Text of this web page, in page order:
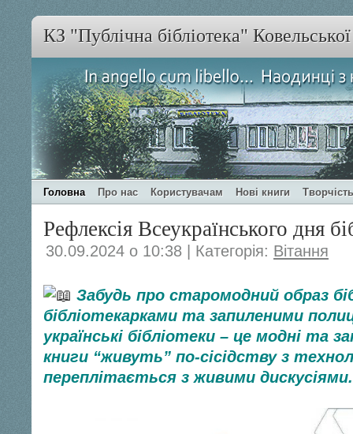
КЗ "Публічна бібліотека"
Головна Про нас Користувачам Нові книги
Рефлексія Всеукраїнського дня
30.09.2024 о 10:38 | Категорія: Вітання
Забудь про старомодний образ
бібліотекарками та запиленими
українські бібліотеки – це модні та
книги “живуть” по-сісідству з
переплітається з живими дискусіями.